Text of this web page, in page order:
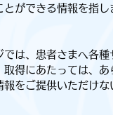
ができる情報を指し
は、患者さまへ各
得にあたっては、
報をご提供いただけ